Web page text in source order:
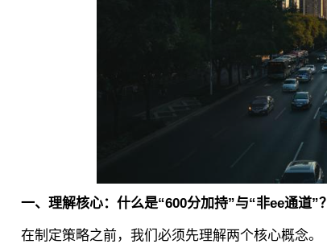
一、理解核心：什么是“600分加持”与“非ee通道”？
在制定策略之前，我们必须先理解两个核心概念。